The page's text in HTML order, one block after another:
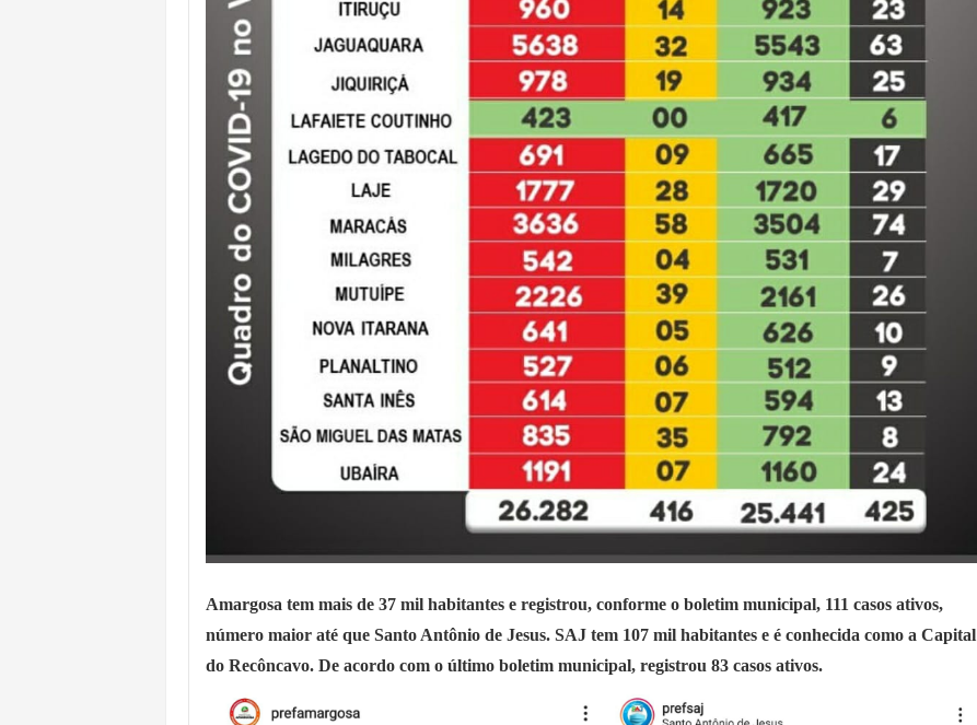
Amargosa tem mais de 37 mil habitantes e registrou, conforme o boletim municipal, 111 casos ativos,
número maior até que Santo Antônio de Jesus. SAJ tem 107 mil habitantes e é conhecida como a Capital
do Recôncavo. De acordo com o último boletim municipal, registrou 83 casos ativos.